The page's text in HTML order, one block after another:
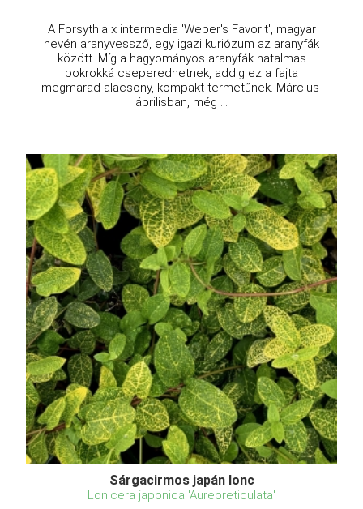
A Forsythia x intermedia 'Weber's Favorit', magyar
nevén aranyvessző, egy igazi kuriózum az aranyfák
között. Míg a hagyományos aranyfák hatalmas
bokrokká cseperedhetnek, addig ez a fajta
megmarad alacsony, kompakt termetűnek. Március-
áprilisban, még ...
Sárgacirmos japán lonc
Lonicera japonica 'Aureoreticulata'